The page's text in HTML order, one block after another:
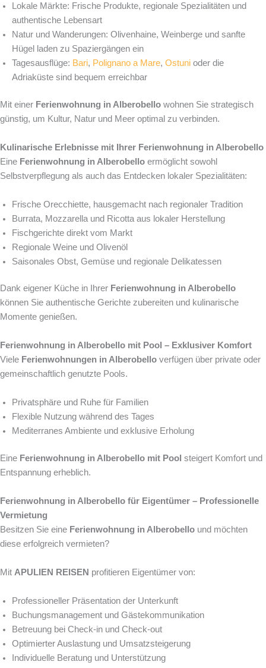
Lokale Märkte: Frische Produkte, regionale Spezialitäten und
authentische Lebensart
Natur und Wanderungen: Olivenhaine, Weinberge und sanfte
Hügel laden zu Spaziergängen ein
Tagesausflüge: Bari, Polignano a Mare, Ostuni oder die
Adriaküste sind bequem erreichbar
Mit einer Ferienwohnung in Alberobello wohnen Sie strategisch
günstig, um Kultur, Natur und Meer optimal zu verbinden.
Kulinarische Erlebnisse mit Ihrer Ferienwohnung in Alberobello
Eine Ferienwohnung in Alberobello ermöglicht sowohl
Selbstverpflegung als auch das Entdecken lokaler Spezialitäten:
Frische Orecchiette, hausgemacht nach regionaler Tradition
Burrata, Mozzarella und Ricotta aus lokaler Herstellung
Fischgerichte direkt vom Markt
Regionale Weine und Olivenöl
Saisonales Obst, Gemüse und regionale Delikatessen
Dank eigener Küche in Ihrer Ferienwohnung in Alberobello
können Sie authentische Gerichte zubereiten und kulinarische
Momente genießen.
Ferienwohnung in Alberobello mit Pool – Exklusiver Komfort
Viele Ferienwohnungen in Alberobello verfügen über private oder
gemeinschaftlich genutzte Pools.
Privatsphäre und Ruhe für Familien
Flexible Nutzung während des Tages
Mediterranes Ambiente und exklusive Erholung
Eine Ferienwohnung in Alberobello mit Pool steigert Komfort und
Entspannung erheblich.
Ferienwohnung in Alberobello für Eigentümer – Professionelle
Vermietung
Besitzen Sie eine Ferienwohnung in Alberobello und möchten
diese erfolgreich vermieten?
Mit APULIEN REISEN profitieren Eigentümer von:
Professioneller Präsentation der Unterkunft
Buchungsmanagement und Gästekommunikation
Betreuung bei Check-in und Check-out
Optimierter Auslastung und Umsatzsteigerung
Individuelle Beratung und Unterstützung